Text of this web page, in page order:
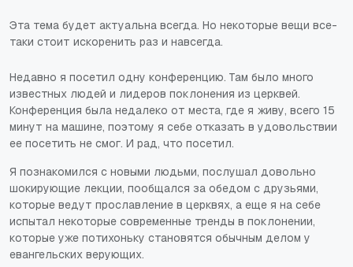
Эта тема будет актуальна всегда. Но некоторые вещи все-
таки стоит искоренить раз и навсегда.
Недавно я посетил одну конференцию. Там было много
известных людей и лидеров поклонения из церквей.
Конференция была недалеко от места, где я живу, всего 15
минут на машине, поэтому я себе отказать в удовольствии
ее посетить не смог. И рад, что посетил.
Я познакомился с новыми людьми, послушал довольно
шокирующие лекции, пообщался за обедом с друзьями,
которые ведут прославление в церквях, а еще я на себе
испытал некоторые современные тренды в поклонении,
которые уже потихоньку становятся обычным делом у
евангельских верующих.